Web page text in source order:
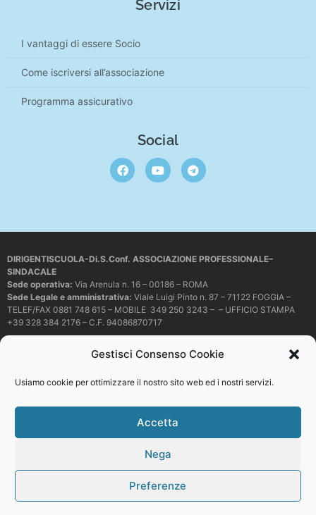
Gestisci Consenso Cookie
Usiamo cookie per ottimizzare il nostro sito web ed i nostri servizi.
Accetta
Nega
Preferenze
Servizi
I vantaggi di essere Socio
Come iscriversi all’associazione
Programma assicurativo
Social
DIRIGENTISCUOLA-Di.S.Conf. ASSOCIAZIONE PROFESSIONALE–
SINDACALE
Sede operativa: Via Arenula n. 16 – 00186 – ROMA
Sede Legale e amministrativa: Viale Luigi Pinto n. 87 – 71122 FOGGIA –
TELEF/FAX 0881 748 615 – MOBILE 349 250 3243 – – UFFICIO STAMPA
+39 328 384 2176 – C.F. 94086870717
dirigentiscuola@pec.it
copiare o riprodurre in alcun modo i contenuti presenti in questo sito se non
Top